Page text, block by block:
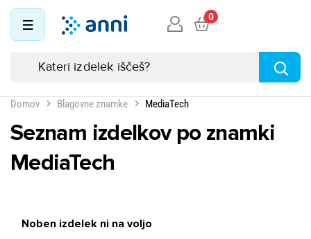
0
Domov Blagovne znamke MediaTech
Seznam izdelkov po znamki
MediaTech
Noben izdelek ni na voljo